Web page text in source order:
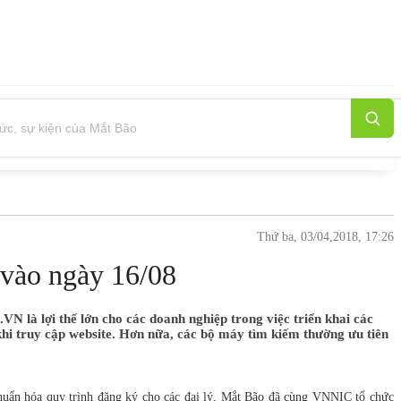
Thứ ba, 03/04,2018, 17:26
ngày 16/08
là lợi thế lớn cho các doanh nghiệp trong việc triển khai các
truy cập website. Hơn nữa, các bộ máy tìm kiếm thường ưu tiên
hóa quy trình đăng ký cho các đại lý, Mắt Bão đã cùng VNNIC tổ chức